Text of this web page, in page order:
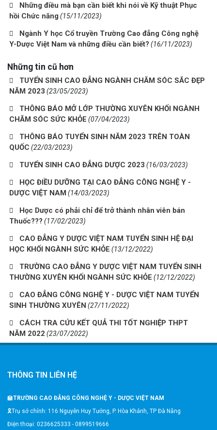
Những điều mà bạn cần biết khi nói về Kỹ thuật Phục
hồi Chức năng (15/11/2023)
Ngành Y học Cổ truyền Trường Cao đẳng Công nghệ
Y-Dược Việt Nam và những điều cần biết? (16/11/2023)
Những tin cũ hơn
TUYỂN SINH CAO ĐẲNG NGÀNH CHĂM SÓC SẮC ĐẸP
NĂM 2023 (23/05/2023)
THÔNG BÁO MỞ LỚP THƯỜNG XUYÊN KHỐI NGÀNH
CHĂM SÓC SỨC KHỎE (07/04/2023)
THÔNG BÁO TUYỂN SINH NĂM 2023 TRÊN TOÀN
QUỐC (22/03/2023)
TUYỂN SINH CAO ĐẲNG DƯỢC 2023 (16/03/2023)
HỌC ĐIỀU DƯỠNG TẠI CAO ĐẲNG CÔNG NGHỆ Y -
DƯỢC VIỆT NAM (14/03/2023)
Học Dược có phải chỉ để trở thành nhân viên bán
Thuốc??? (17/02/2023)
CAO ĐẲNG Y DƯỢC VIỆT NAM TUYỂN SINH HỆ ĐẠI
HỌC KHỐI NGÀNH SỨC KHỎE (13/12/2022)
TRƯỜNG CAO ĐẲNG Y DƯỢC VIỆT NAM TUYỂN SINH
THƯỜNG XUYÊN KHỐI NGÀNH SỨC KHỎE (12/12/2022)
CAO ĐẲNG CÔNG NGHỆ Y - DƯỢC VIỆT NAM TUYỂN
SINH THƯỜNG XUYÊN (27/11/2022)
CÁCH TRA CỨU KẾT QUẢ THI TỐT NGHIỆP THPT
NĂM 2022 (23/07/2022)
THÔNG TIN LIÊN HỆ
🏫TRƯỜNG CAO ĐẲNG CÔNG NGHỆ Y - DƯỢC VIỆT NAM
🎗️Trụ sở chính: 116 Nguyễn Huy Tưởng, P. Hòa Khánh, TP Đà Nẵng
Điện thoại: 0236625333 - 0899519666